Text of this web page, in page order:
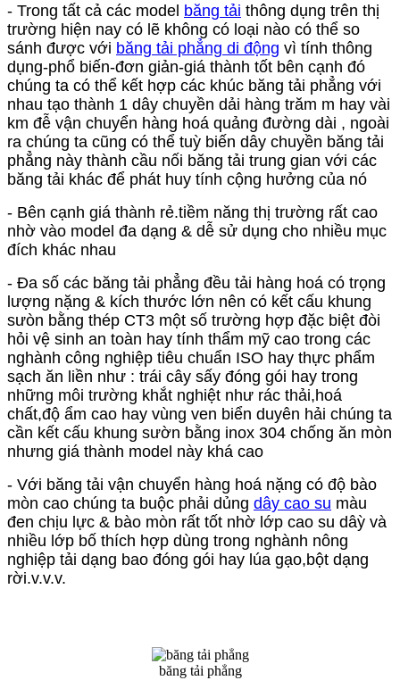
- Trong tất cả các model băng tải thông dụng trên thị
trường hiện nay có lẽ không có loại nào có thể so
sánh được với băng tải phẳng di động vì tính thông
dụng-phổ biến-đơn giản-giá thành tốt bên cạnh đó
chúng ta có thể kết hợp các khúc băng tải phẳng với
nhau tạo thành 1 dây chuyền dải hàng trăm m hay vài
km đễ vận chuyển hàng hoá quảng đường dài , ngoài
ra chúng ta cũng có thể tuỳ biến dây chuyền băng tải
phẳng này thành cầu nối băng tải trung gian với các
băng tải khác để phát huy tính cộng hưởng của nó
- Bên cạnh giá thành rẻ.tiềm năng thị trường rất cao
nhờ vào model đa dạng & dễ sử dụng cho nhiều mục
đích khác nhau
- Đa số các băng tải phẳng đều tải hàng hoá có trọng
lượng nặng & kích thước lớn nên có kết cấu khung
sưòn bằng thép CT3 một số trường hợp đặc biệt đòi
hỏi vệ sinh an toàn hay tính thẩm mỹ cao trong các
nghành công nghiệp tiêu chuẩn ISO hay thực phẩm
sạch ăn liền như : trái cây sấy đóng gói hay trong
những môi trường khắt nghiệt như rác thải,hoá
chất,độ ẩm cao hay vùng ven biển duyên hải chúng ta
cần kết cấu khung sườn bằng inox 304 chống ăn mòn
nhưng giá thành model này khá cao
- Với băng tải vận chuyển hàng hoá nặng có độ bào
mòn cao chúng ta buộc phải dủng dây cao su màu
đen chịu lực & bào mòn rất tốt nhờ lớp cao su dâỳ và
nhiều lớp bố thích hợp dùng trong nghành nông
nghiệp tải dạng bao đóng gói hay lúa gạo,bột dạng
rời.v.v.v.
băng tải phẳng